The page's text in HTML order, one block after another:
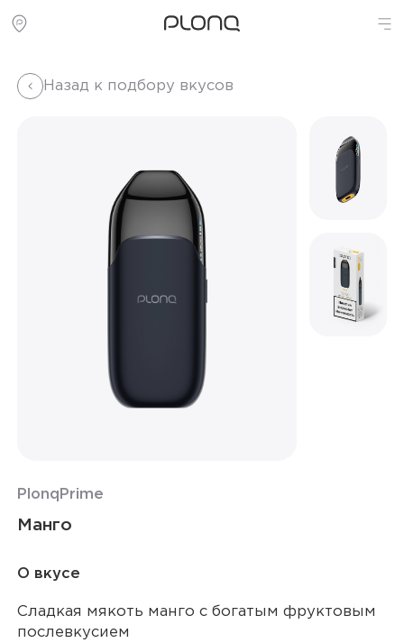
Назад к подбору вкусов
Plonq Prime
Манго
О вкусе
Сладкая мякоть манго с богатым фруктовым
послевкусием